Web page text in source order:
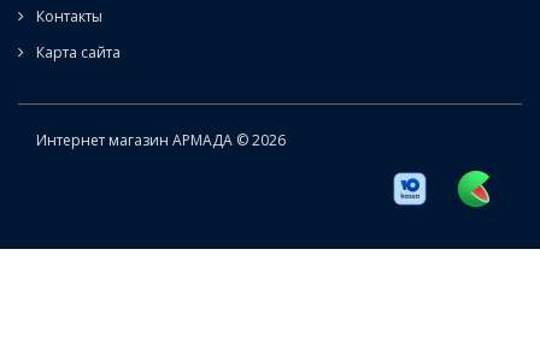
Контакты
Карта сайта
Интернет магазин АРМАДА © 2026